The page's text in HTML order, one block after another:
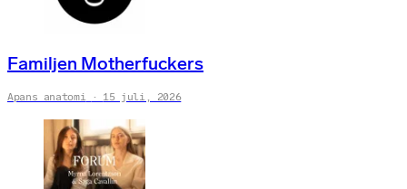
Familjen Motherfuckers
Apans anatomi 15 juli, 2026